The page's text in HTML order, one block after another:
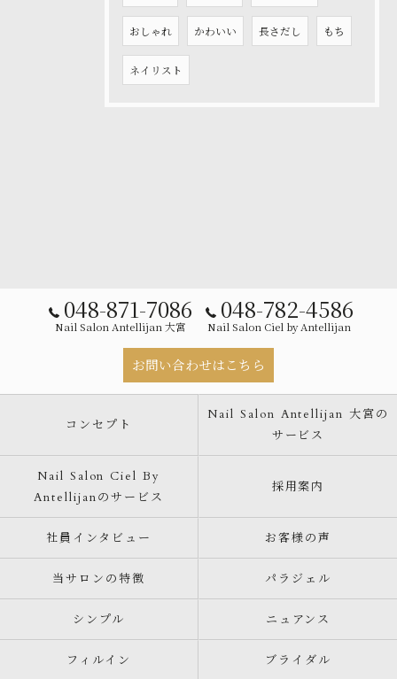
おしゃれ かわいい 長さだし もち
ネイリスト
048-871-7086
Nail Salon Antellijan 大宮
048-782-4586
Nail Salon Ciel by Antellijan
お問い合わせはこちら
コンセプト
Nail Salon Antellijan 大宮の
サービス
Nail Salon Ciel By
Antellijanのサービス
採用案内
社員インタビュー お客様の声
当サロンの特徴 パラジェル
シンプル ニュアンス
フィルイン ブライダル